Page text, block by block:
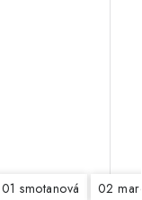
06962
01 smotanová 02